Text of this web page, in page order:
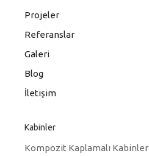
Projeler
Referanslar
Galeri
Blog
İletişim
Kabinler
Kompozit Kaplamalı Kabinler